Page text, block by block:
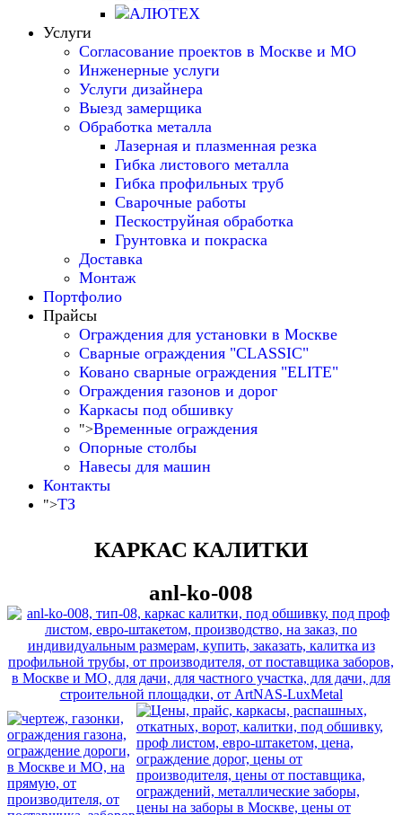
Услуги
Согласование проектов в Москве и МО
Инженерные услуги
Услуги дизайнера
Выезд замерщика
Обработка металла
Лазерная и плазменная резка
Гибка листового металла
Гибка профильных труб
Сварочные работы
Пескоструйная обработка
Грунтовка и покраска
Доставка
Монтаж
Портфолио
Прайсы
Ограждения для установки в Москве
Сварные ограждения "CLASSIC"
Ковано сварные ограждения "ELITE"
Ограждения газонов и дорог
Каркасы под обшивку
">Временные ограждения
Опорные столбы
Навесы для машин
Контакты
">ТЗ
КАРКАС КАЛИТКИ
anl-ko-008